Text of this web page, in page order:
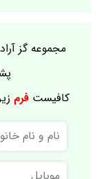
مجموعه گز
کافیستفرم
نام
و
نام
خانوادگی
موبایل